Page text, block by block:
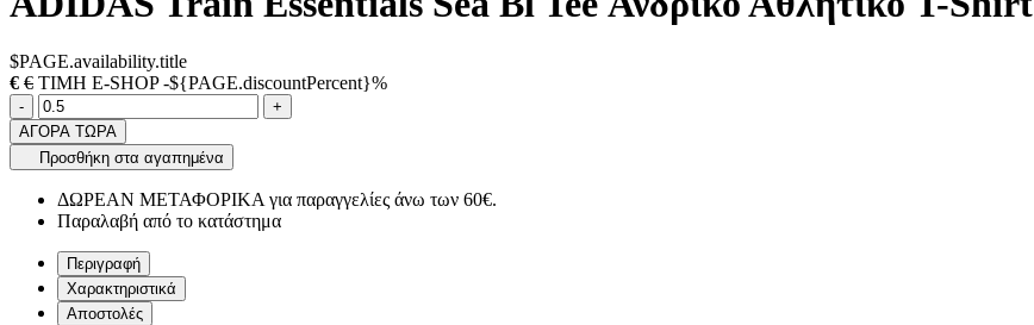
$PAGE.availability.title
€ € ΤΙΜΗ E-SHOP -${PAGE.discountPercent}%
Ποσότητα
-product.increase.quantity +
ΑΓΟΡΑ ΤΩΡΑ
Προσθήκη στα αγαπημένα
ΔΩΡΕΑΝ ΜΕΤΑΦΟΡΙΚΑ για παραγγελίες άνω των 60€.
Παραλαβή από το κατάστημα
Περιγραφή
Χαρακτηριστικά
Αποστολές